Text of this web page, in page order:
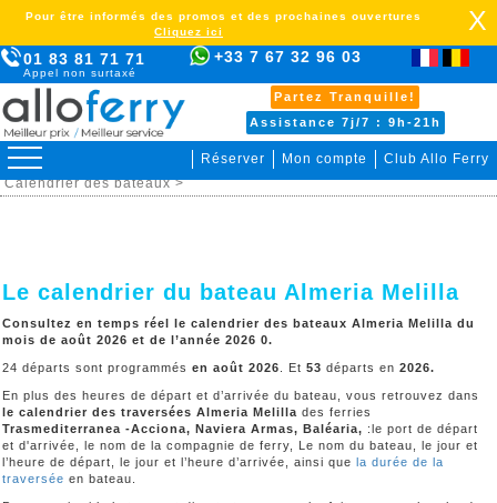
01 83 81 71 71
Appel non surtaxé
+33 7 67 32 96 03
Partez Tranquille!
Assistance 7j/7 : 9h-21h
Réserver Mon compte Club Allo Ferry
Pour être informés des promos et des prochaines ouvertures
Cliquez ici
X
> Almeria Melilla > Organiser votre voyage >
Calendrier des bateaux >
Le calendrier du bateau Almeria Melilla
Consultez en temps réel le calendrier des bateaux Almeria Melilla du
mois de août 2026 et de l’année 2026 0.
24 départs sont programmés en août 2026 . Et 53 départs en 2026.
En plus des heures de départ et d’arrivée du bateau, vous retrouvez dans
le calendrier des traversées Almeria Melilla des ferries
Trasmediterranea -Acciona, Naviera Armas, Baléaria, :le port de départ
et d'arrivée, le nom de la compagnie de ferry, Le nom du bateau, le jour et
l’heure de départ, le jour et l’heure d’arrivée, ainsi que la durée de la
traversée en bateau.